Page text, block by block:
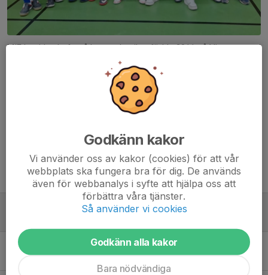
MIF har idag haft två lag med pojkar födda 2011 på Vintercupen i
Trötta men nöjda grabbar efter tuffa matcher!
Tidigare nyheter
Vintercupen i Ed
P10-12 deltog i Åseglass Cup
8 aug 2023 0
Godkänn kakor
Vi använder oss av kakor (cookies) för att vår
webbplats ska fungera bra för dig. De används
även för webbanalys i syfte att hjälpa oss att
förbättra våra tjänster.
Så använder vi cookies
Godkänn alla kakor
Bara nödvändiga